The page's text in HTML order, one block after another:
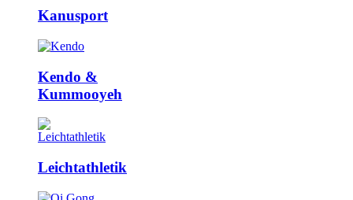
Kanusport
Kendo &
Kummooyeh
Leicht­athletik